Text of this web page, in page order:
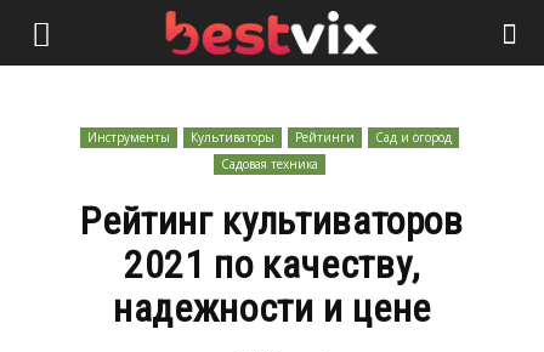
Инструменты Культиваторы Рейтинги
Сад и огород
Садовая техника
Рейтинг культиваторов
2021 по качеству,
надежности и цене